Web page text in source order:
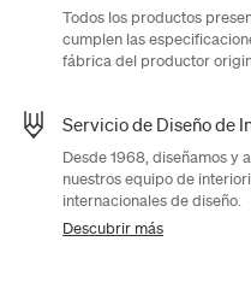
Todos los productos
cumplen las
fábrica del productor
Servicio de Diseño de
Desde 1968, diseñamos y
nuestros equipo de
internacionales de diseño.
Descubrir más